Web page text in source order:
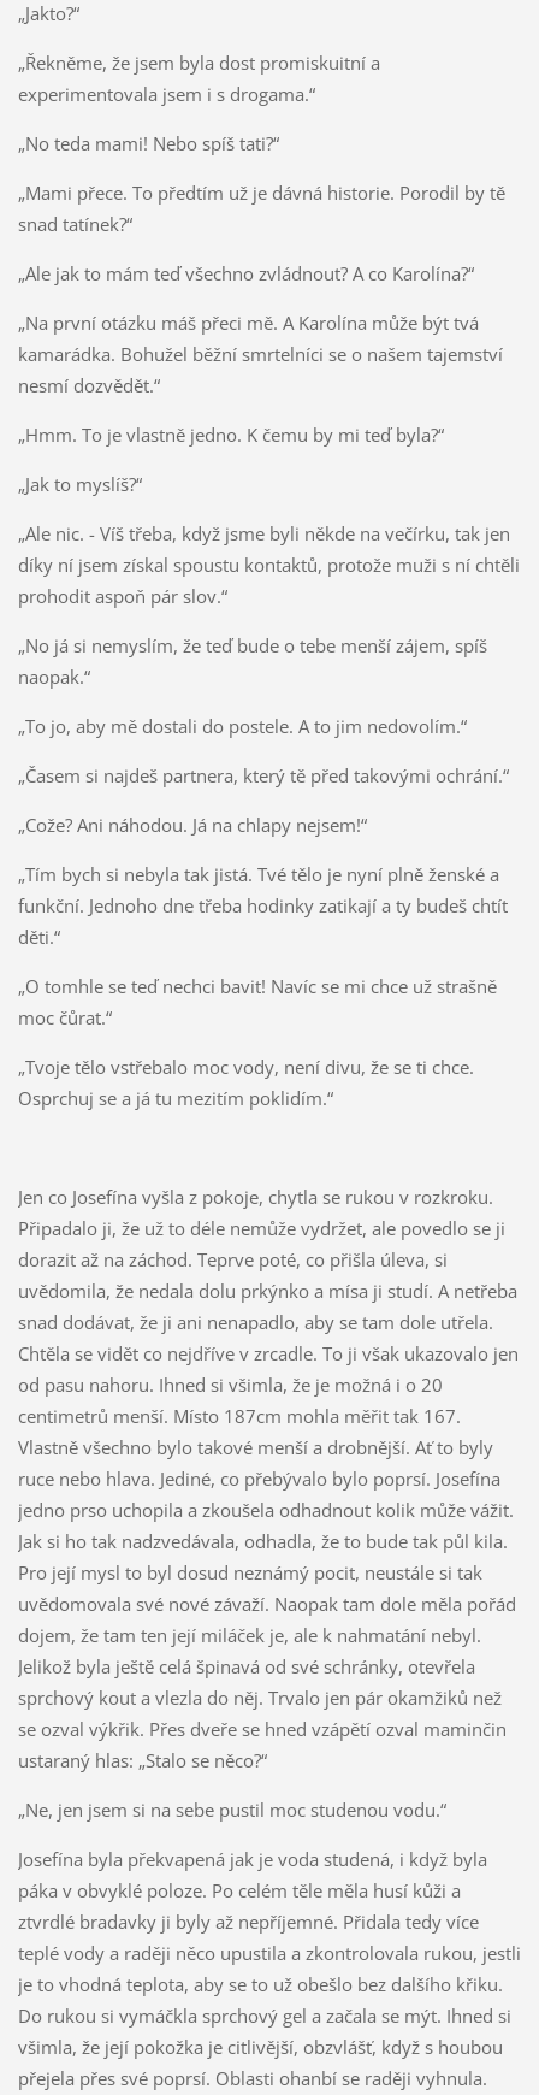
„Jakto?“
„Řekněme, že jsem byla dost promiskuitní a
experimentovala jsem i s drogama.“
„No teda mami! Nebo spíš tati?“
„Mami přece. To předtím už je dávná historie. Porodil by tě
snad tatínek?“
„Ale jak to mám teď všechno zvládnout? A co Karolína?“
„Na první otázku máš přeci mě. A Karolína může být tvá
kamarádka. Bohužel běžní smrtelníci se o našem tajemství
nesmí dozvědět.“
„Hmm. To je vlastně jedno. K čemu by mi teď byla?“
„Jak to myslíš?“
„Ale nic. - Víš třeba, když jsme byli někde na večírku, tak jen
díky ní jsem získal spoustu kontaktů, protože muži s ní chtěli
prohodit aspoň pár slov.“
„No já si nemyslím, že teď bude o tebe menší zájem, spíš
naopak.“
„To jo, aby mě dostali do postele. A to jim nedovolím.“
„Časem si najdeš partnera, který tě před takovými ochrání.“
„Cože? Ani náhodou. Já na chlapy nejsem!“
„Tím bych si nebyla tak jistá. Tvé tělo je nyní plně ženské a
funkční. Jednoho dne třeba hodinky zatikají a ty budeš chtít
děti.“
„O tomhle se teď nechci bavit! Navíc se mi chce už strašně
moc čůrat.“
„Tvoje tělo vstřebalo moc vody, není divu, že se ti chce.
Osprchuj se a já tu mezitím poklidím.“
Jen co Josefína vyšla z pokoje, chytla se rukou v rozkroku.
Připadalo ji, že už to déle nemůže vydržet, ale povedlo se ji
dorazit až na záchod. Teprve poté, co přišla úleva, si
uvědomila, že nedala dolu prkýnko a mísa ji studí. A netřeba
snad dodávat, že ji ani nenapadlo, aby se tam dole utřela.
Chtěla se vidět co nejdříve v zrcadle. To ji však ukazovalo jen
od pasu nahoru. Ihned si všimla, že je možná i o 20
centimetrů menší. Místo 187cm mohla měřit tak 167.
Vlastně všechno bylo takové menší a drobnější. Ať to byly
ruce nebo hlava. Jediné, co přebývalo bylo poprsí. Josefína
jedno prso uchopila a zkoušela odhadnout kolik může vážit.
Jak si ho tak nadzvedávala, odhadla, že to bude tak půl kila.
Pro její mysl to byl dosud neznámý pocit, neustále si tak
uvědomovala své nové závaží. Naopak tam dole měla pořád
dojem, že tam ten její miláček je, ale k nahmatání nebyl.
Jelikož byla ještě celá špinavá od své schránky, otevřela
sprchový kout a vlezla do něj. Trvalo jen pár okamžiků než
se ozval výkřik. Přes dveře se hned vzápětí ozval maminčin
ustaraný hlas: „Stalo se něco?“
„Ne, jen jsem si na sebe pustil moc studenou vodu.“
Josefína byla překvapená jak je voda studená, i když byla
páka v obvyklé poloze. Po celém těle měla husí kůži a
ztvrdlé bradavky ji byly až nepříjemné. Přidala tedy více
teplé vody a raději něco upustila a zkontrolovala rukou, jestli
je to vhodná teplota, aby se to už obešlo bez dalšího křiku.
Do rukou si vymáčkla sprchový gel a začala se mýt. Ihned si
všimla, že její pokožka je citlivější, obzvlášť, když s houbou
přejela přes své poprsí. Oblasti ohanbí se raději vyhnula.